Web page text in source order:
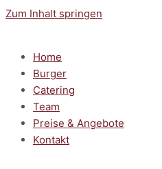
Zum Inhalt springen
Home
Burger
Catering
Team
Preise & Angebote
Kontakt